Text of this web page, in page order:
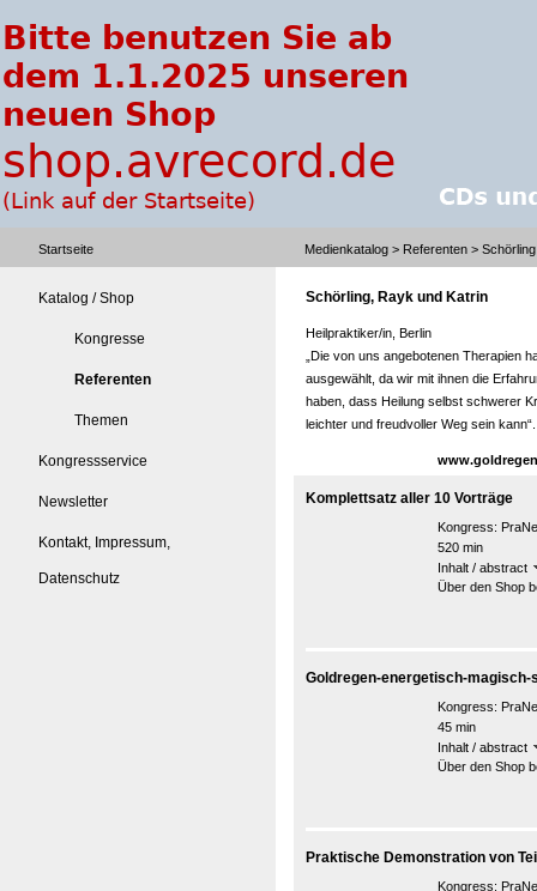
Startseite Medienkatalog > Referenten >
Katalog / Shop
Kongresse
Referenten
Themen
Kongressservice
Newsletter
Kontakt, Impressum,
Datenschutz
Schörling, Rayk und Katrin
Heilpraktiker/in, Berlin
„Die von uns angebotenen Therapien
ausgewählt, da wir mit ihnen die
haben, dass Heilung selbst schwerer
leichter und freudvoller Weg sein kann“.
Komplettsatz aller 10 Vorträge
Kongress:
520 min
Inhalt / abstract
Über den Shop
Goldregen-energetisch-
Kongress:
45 min
Inhalt / abstract
Über den Shop
Praktische Demonstration von
Kongress: